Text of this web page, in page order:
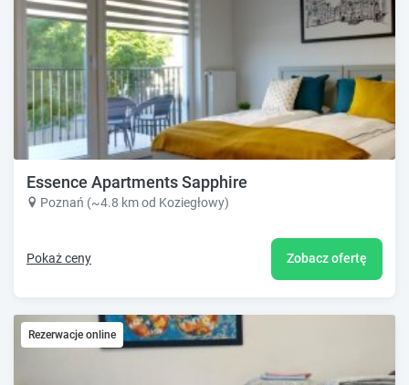
Essence Apartments Sapphire
Poznań (~4.8 km od Koziegłowy)
Pokaż ceny Zobacz ofertę
Rezerwacje online